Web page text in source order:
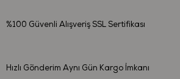
Bebeklere vermeden önce ürünün
%100 Güvenli Alışveriş SSL Sertifikası
Hızlı Gönderim Aynı Gün Kargo İmkanı